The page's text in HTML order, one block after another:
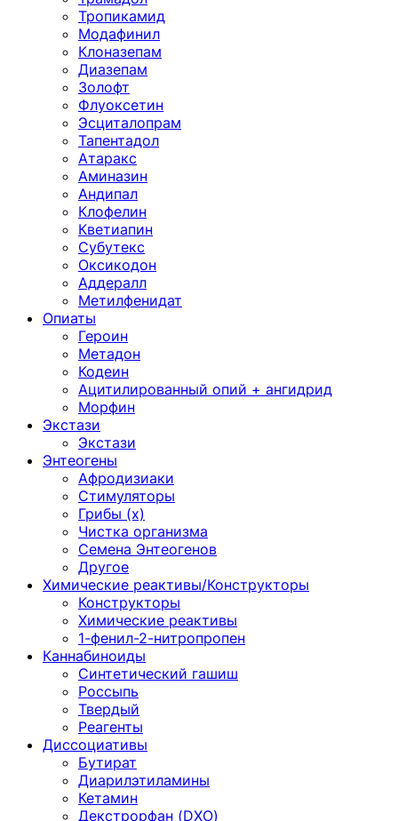
Тропикамид
Модафинил
Клоназепам
Диазепам
Золофт
Флуоксетин
Эсциталопрам
Тапентадол
Атаракс
Аминазин
Андипал
Клофелин
Кветиапин
Субутекс
Оксикодон
Аддералл
Метилфенидат
Опиаты
Героин
Метадон
Кодеин
Ацитилированный опий + ангидрид
Морфин
Экстази
Экстази
Энтеогены
Афродизиаки
Стимуляторы
Грибы (х)
Чистка организма
Семена Энтеогенов
Другое
Химические реактивы/Конструкторы
Конструкторы
Химические реактивы
1-фенил-2-нитропропен
Каннабиноиды
Синтетический гашиш
Россыпь
Твердый
Реагенты
Диссоциативы
Бутират
Диарилэтиламины
Кетамин
Декстрорфан (DXO)